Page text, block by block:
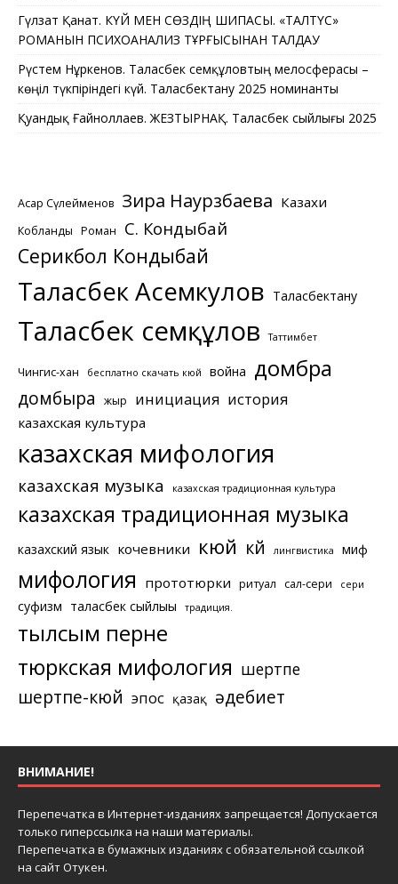
Гүлзат Қанат. КҮЙ МЕН СӨЗДІҢ ШИПАСЫ. «ТАЛТҮС»
РОМАНЫН ПСИХОАНАЛИЗ ТҰРҒЫСЫНАН ТАЛДАУ
Рүстем Нұркенов. Таласбек Әсемқұловтың мелосферасы –
көңіл түкпіріндегі күй. Таласбектану 2025 номинанты
Қуандық Ғайноллаев. ЖЕЗТЫРНАҚ. Таласбек сыйлығы 2025
Асқар Сүлейменов Зира Наурзбаева Казахи
Кобланды Роман С. Кондыбай
Серикбол Кондыбай
Таласбек Асемкулов Таласбектану
Таласбек Әсемқұлов Таттимбет
Чингис-хан бесплатно скачать кюй война домбра
домбыра жыр инициация история
казахская культура
казахская мифология
казахская музыка казахская традиционная культура
казахская традиционная музыка
казахский язык кочевники кюй күй лингвистика миф
мифология прототюрки ритуал сал-сери сери
суфизм таласбек сыйлығы традиция.
тылсым перне
тюркская мифология шертпе
шертпе-кюй эпос қазақ әдебиет
ВНИМАНИЕ!
Перепечатка в Интернет-изданиях запрещается! Допускается
только гиперссылка на наши материалы.
Перепечатка в бумажных изданиях с обязательной ссылкой
на сайт Отукен.